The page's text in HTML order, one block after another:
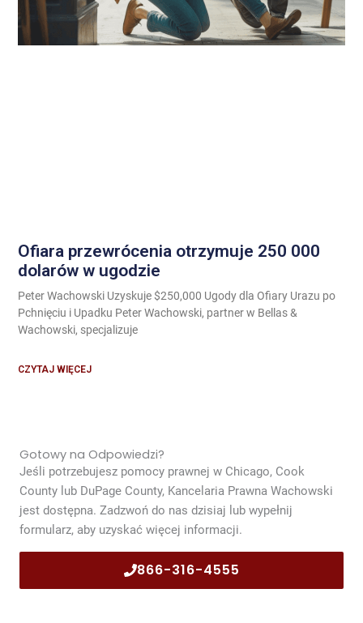
Ofiara przewrócenia otrzymuje 250 000
dolarów w ugodzie
Peter Wachowski Uzyskuje $250,000 Ugody dla Ofiary Urazu po
Pchnięciu i Upadku Peter Wachowski, partner w Bellas &
Wachowski, specjalizuje
CZYTAJ WIĘCEJ
Gotowy na Odpowiedzi?
Jeśli potrzebujesz pomocy prawnej w Chicago, Cook
County lub DuPage County, Kancelaria Prawna Wachowski
jest dostępna. Zadzwoń do nas dzisiaj lub wypełnij
formularz, aby uzyskać więcej informacji.
866-316-4555